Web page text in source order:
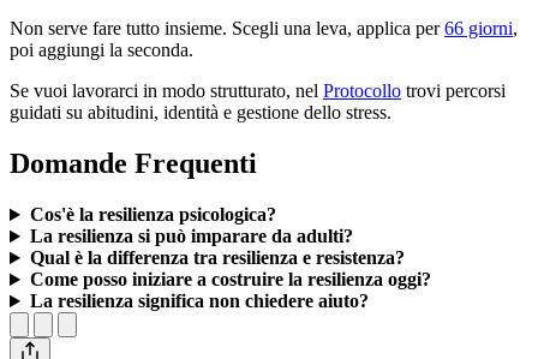
Non serve fare tutto insieme. Scegli una leva, applica per66 giorni,
poi aggiungi la seconda.
Se vuoi lavorarci in modo strutturato, nel Protocollo trovi percorsi
guidati su abitudini, identità e gestione dello stress.
Domande Frequenti
Cos'è la resilienza psicologica?
La resilienza si può imparare da adulti?
Qual è la differenza tra resilienza e resistenza?
Come posso iniziare a costruire la resilienza oggi?
La resilienza significa non chiedere aiuto?